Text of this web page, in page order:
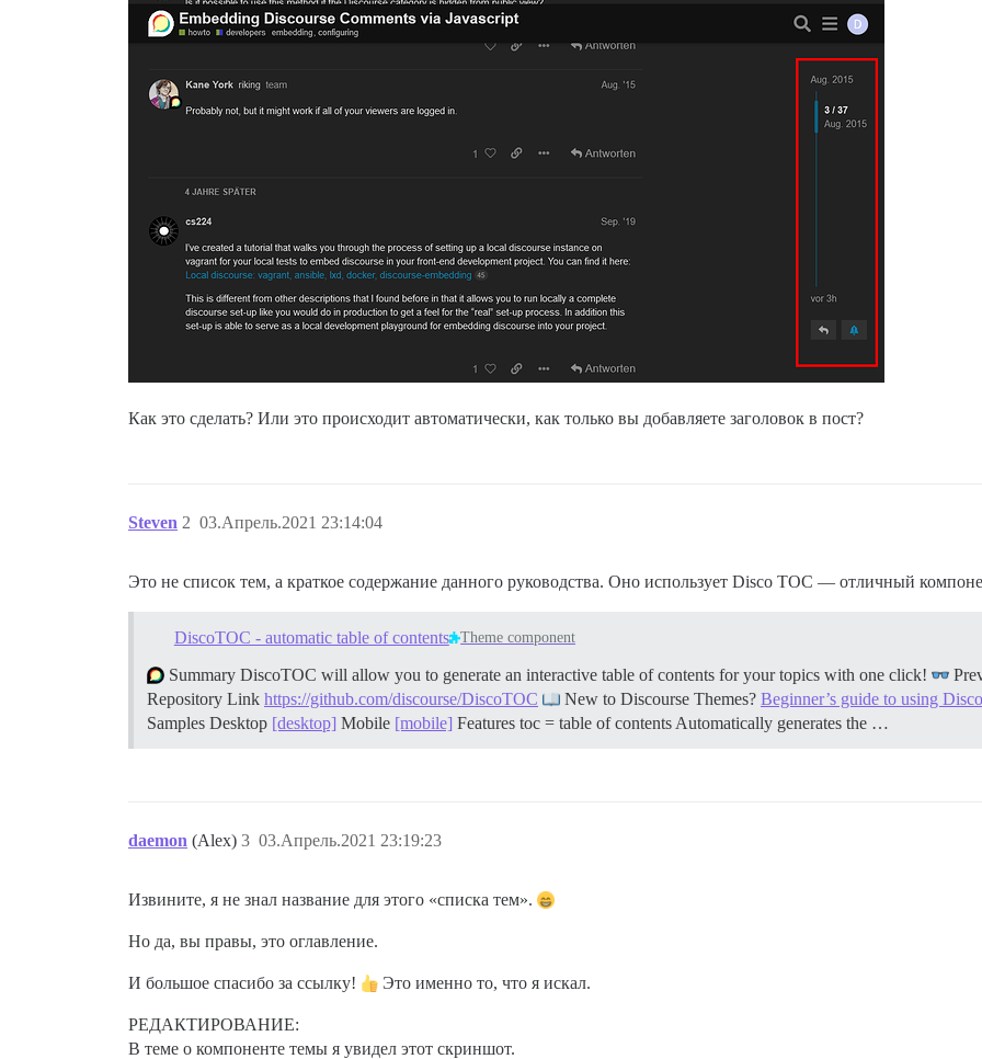
Как это сделать? Или это происходит автоматически, как только вы добавляете заголовок в пост?
Steven 03.Апрель.2021 23:14:04
2
Это не список тем, а краткое содержание данного руководства. Оно использует Disco TOC — отличный
DiscoTOC - automatic table of contents Theme component
Summary DiscoTOC will allow you to generate an interactive table of contents for your topics with one click!
Repository Link https://github.com/discourse/DiscoTOC New to Discourse Themes? Beginner’s guide to using
Samples Desktop [desktop] Mobile [mobile] Features toc = table of contents Automatically generates the …
daemon (Alex) 03.Апрель.2021 23:19:23
3
Извините, я не знал название для этого «списка тем».
Но да, вы правы, это оглавление.
И большое спасибо за ссылку! Это именно то, что я искал.
РЕДАКТИРОВАНИЕ:
В теме о компоненте темы я увидел этот скриншот.